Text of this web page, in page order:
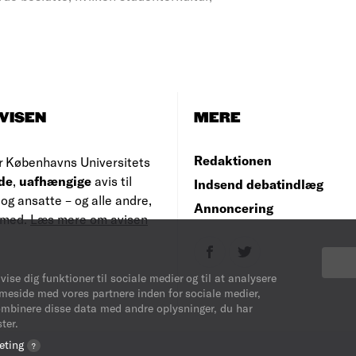
dig funktioner til sociale medier og til at analysere
med vores partnere inden for sociale medier,
disse data med andre oplysninger, du har
?
Københavns Universitets
, uafhængige avis til
ansatte – og alle andre,
Læs mere om avisen
MERE
Redaktionen
Indsend debatindlæg
Annoncering